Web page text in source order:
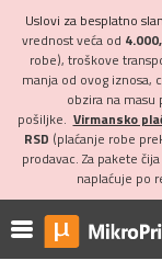
Uslovi za besplatno
vrednost veća od
robe), troškove
manja od ovog iznosa,
obzira na
pošiljke. Virmansko
RSD (plaćanje robe
prodavac. Za pakete
naplaćuje po